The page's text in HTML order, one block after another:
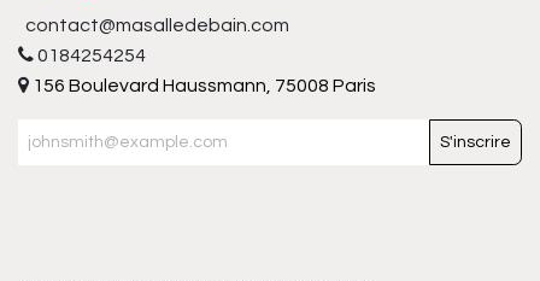
contact@masalledebain.com
0184254254
156 Boulevard Haussmann, 75008 Paris
S'inscrire